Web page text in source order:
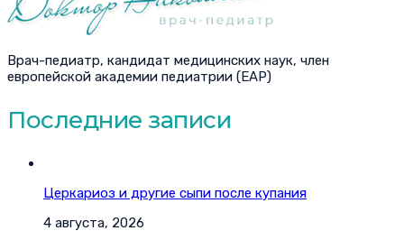
Врач-педиатр, кандидат медицинских наук, член
европейской академии педиатрии (EAP)
Последние записи
Церкариоз и другие сыпи после купания
4 августа, 2026